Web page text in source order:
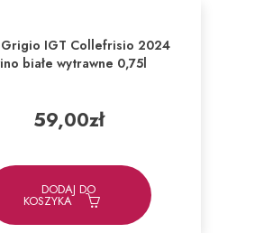
Grigio IGT Collefrisio 2024
białe wytrawne 0,75l
59,00zł
DODAJ DO
KOSZYKA